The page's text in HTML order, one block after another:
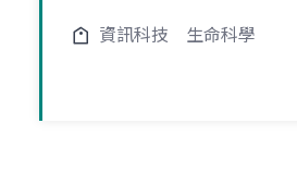
資訊科技 生命科學